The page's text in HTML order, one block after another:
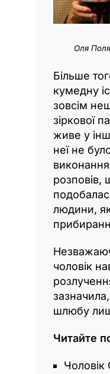
Оля
Більше
кумедну
зовсім
зіркової
живе у
неї не
розповів,
людини,
чоловік
шлюбу
Читайте
Чоловік